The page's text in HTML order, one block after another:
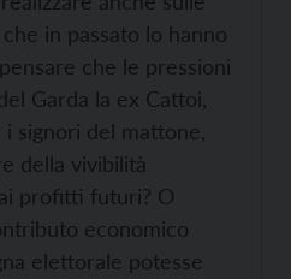
in passato lo hanno
che le pressioni
Garda la ex Cattoi,
signori del mattone,
della vivibilità
profitti futuri? O
economico
elettorale potesse